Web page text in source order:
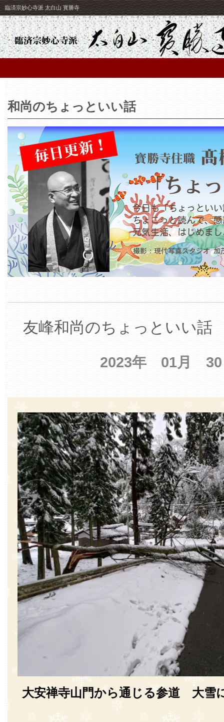
臨済宗妙心寺派 太白山 寳勝寺
和尚のちょっといい話
友峰和尚のちょっといい話
2023年 01月
大安禅寺山門から通じる参道 大雪